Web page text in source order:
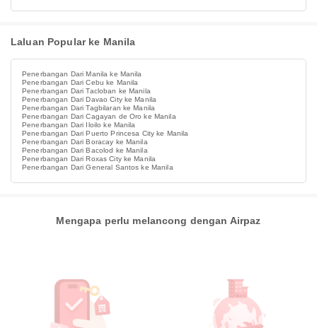
Laluan Popular ke Manila
Penerbangan Dari Manila ke Manila
Penerbangan Dari Cebu ke Manila
Penerbangan Dari Tacloban ke Manila
Penerbangan Dari Davao City ke Manila
Penerbangan Dari Tagbilaran ke Manila
Penerbangan Dari Cagayan de Oro ke Manila
Penerbangan Dari Iloilo ke Manila
Penerbangan Dari Puerto Princesa City ke Manila
Penerbangan Dari Boracay ke Manila
Penerbangan Dari Bacolod ke Manila
Penerbangan Dari Roxas City ke Manila
Penerbangan Dari General Santos ke Manila
Mengapa perlu melancong dengan Airpaz